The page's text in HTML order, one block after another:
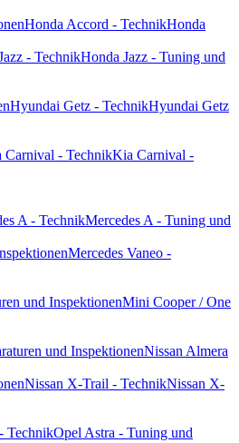
Honda Accord - TechnikHonda
- TechnikHonda Jazz - Tuning und
Hyundai Getz - TechnikHyundai Getz
Carnival - TechnikKia Carnival -
A - TechnikMercedes A - Tuning und
Mercedes Vaneo -
und InspektionenMini Cooper / One
und InspektionenNissan Almera
Nissan X-Trail - TechnikNissan X-
TechnikOpel Astra - Tuning und